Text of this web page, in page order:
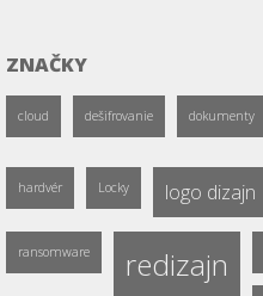
ZNAČKY
cloud dešifrovanie dokumenty
hardvér Locky logo dizajn
ransomware redizajn